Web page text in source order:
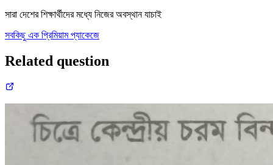
সারা দেশের শিক্ষার্থীদের মধ্যে নিজের অবস্থান যাচাই
সবকিছু এক প্রিমিয়াম প্যাকেজে
Related question